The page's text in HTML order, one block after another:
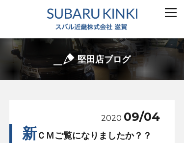
堅田店ブログ
2020 09/04
新ＣＭご覧になりましたか？？